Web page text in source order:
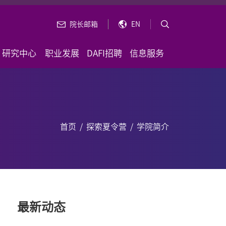
院长邮箱 EN
研究中心 职业发展 DAFI招聘 信息服务
首页 / 探索夏令营 / 学院简介
最新动态